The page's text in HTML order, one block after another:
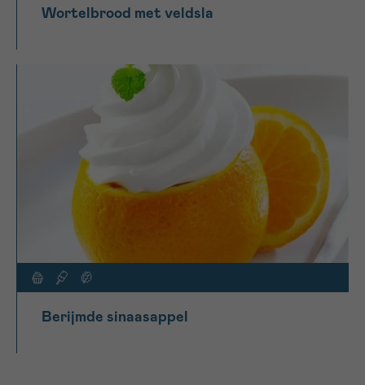
Wortelbrood met veldsla
Berijmde sinaasappel